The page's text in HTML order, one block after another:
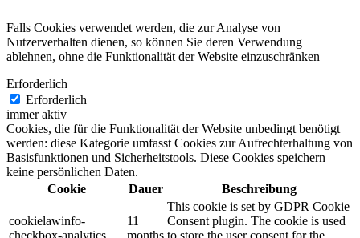
Falls Cookies verwendet werden, die zur Analyse von
Nutzerverhalten dienen, so können Sie deren Verwendung
ablehnen, ohne die Funktionalität der Website einzuschränken
Erforderlich
Erforderlich
immer aktiv
Cookies, die für die Funktionalität der Website unbedingt benötigt
werden: diese Kategorie umfasst Cookies zur Aufrechterhaltung von
Basisfunktionen und Sicherheitstools. Diese Cookies speichern
keine persönlichen Daten.
Cookie
Dauer Beschreibung
cookielawinfo-
checkbox-analytics
11
months
This cookie is set by GDPR Cookie
Consent plugin. The cookie is used
to store the user consent for the